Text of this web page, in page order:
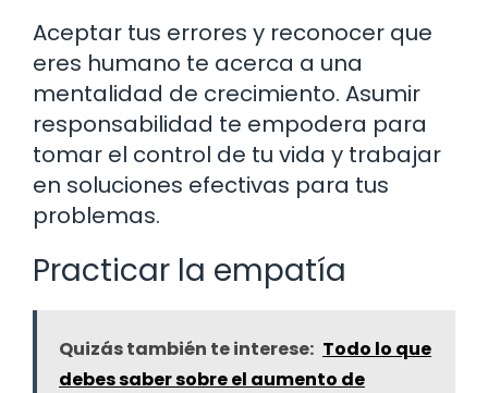
Aceptar tus errores y reconocer que
eres humano te acerca a una
mentalidad de crecimiento. Asumir
responsabilidad te empodera para
tomar el control de tu vida y trabajar
en soluciones efectivas para tus
problemas.
Practicar la empatía
Quizás también te interese: Todo lo que
debes saber sobre el aumento de